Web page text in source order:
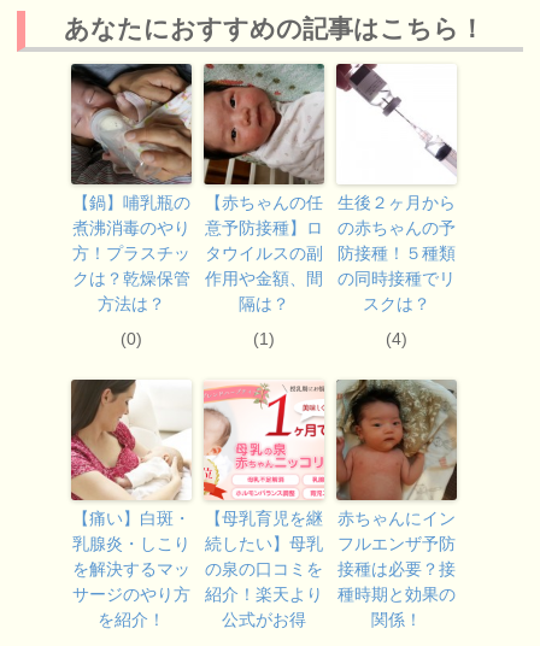
あなたにおすすめの記事はこちら！
【鍋】哺乳瓶の
煮沸消毒のやり
方！プラスチッ
クは？乾燥保管
方法は？
(0)
【赤ちゃんの任
意予防接種】ロ
タウイルスの副
作用や金額、間
隔は？
(1)
生後２ヶ月から
の赤ちゃんの予
防接種！５種類
の同時接種でリ
スクは？
(4)
【痛い】白斑・
乳腺炎・しこり
を解決するマッ
サージのやり方
を紹介！
【母乳育児を継
続したい】母乳
の泉の口コミを
紹介！楽天より
公式がお得
赤ちゃんにイン
フルエンザ予防
接種は必要？接
種時期と効果の
関係！